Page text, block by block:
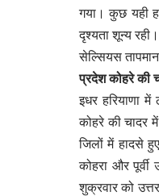
गया। कुछ यही
दृश्यता शून्य
सेल्सियस
प्रदेश कोहरे की
इधर हरियाणा
कोहरे की चादर
जिलों में हादसे
कोहरा और
शुक्रवार को